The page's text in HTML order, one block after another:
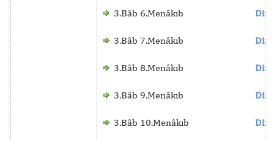
3.Bâb 6.Menâkıb
3.Bâb 7.Menâkıb
3.Bâb 8.Menâkıb
3.Bâb 9.Menâkıb
3.Bâb 10.Menâkıb